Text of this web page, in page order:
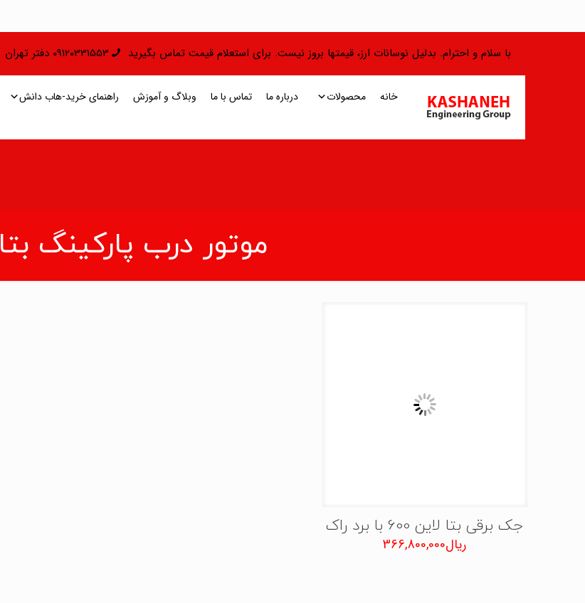
با سلام و احترام. بدلیل نوسانات ارز، قیمتها بروز نیست. برای استعلام قیمت تماس بگیرید 09120331553 دفتر تهران
خانه محصولات درباره ما تماس با ما وبلاگ و آموزش راهنمای خرید-هاب دانش
موتور درب پارکینگ بتا 600
جک برقی بتا لاین 600 با برد راک
ریال366,800,000